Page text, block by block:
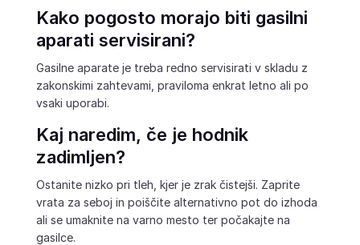
Kako pogosto morajo biti gasilni
aparati servisirani?
Gasilne aparate je treba redno servisirati v skladu z
zakonskimi zahtevami, praviloma enkrat letno ali po
vsaki uporabi.
Kaj naredim, če je hodnik
zadimljen?
Ostanite nizko pri tleh, kjer je zrak čistejši. Zaprite
vrata za seboj in poiščite alternativno pot do izhoda
ali se umaknite na varno mesto ter počakajte na
gasilce.